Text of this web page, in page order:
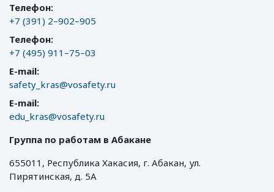
Телефон:
+7 (391) 2–902–905
Телефон:
+7 (495) 911–75–03
E-mail:
safety_kras@vosafety.ru
E-mail:
edu_kras@vosafety.ru
Группа по работам в Абакане
655011, Республика Хакасия, г. Абакан, ул.
Пирятинская, д. 5А